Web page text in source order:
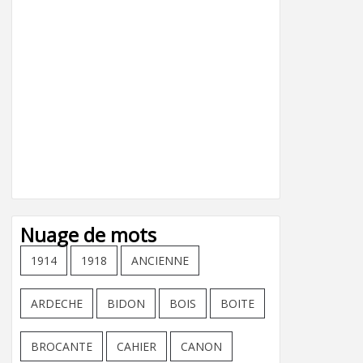
Nuage de mots
1914 1918 ANCIENNE
ARDECHE BIDON BOIS BOITE
BROCANTE CAHIER CANON